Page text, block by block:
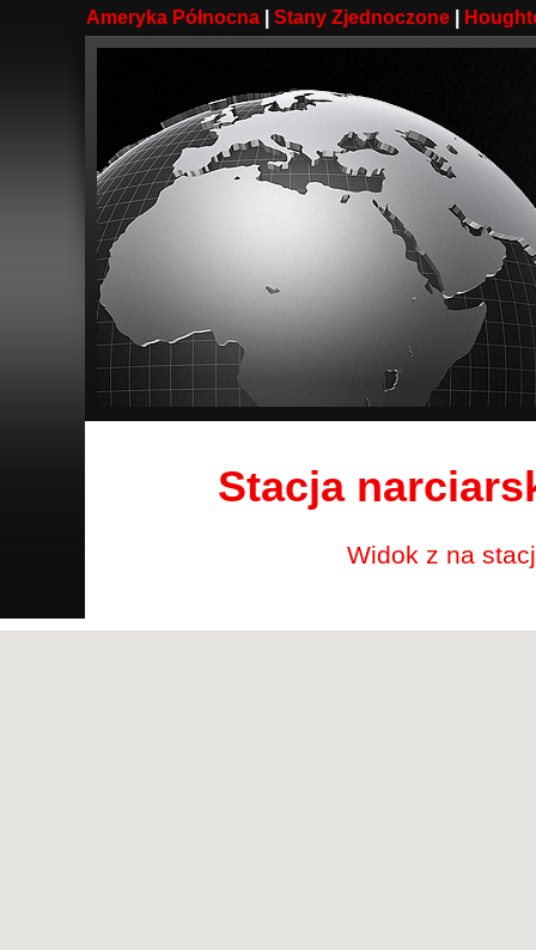
Ameryka Północna| Stany Zjednoczone|
Stacja
Widok z na